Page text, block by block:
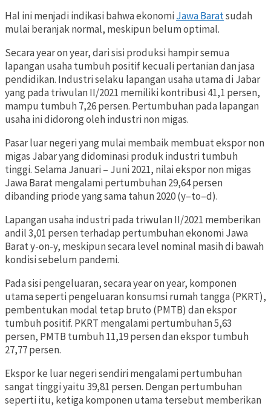
Hal ini menjadi indikasi bahwa ekonomiJawa Baratsudah
mulai beranjak normal, meskipun belum optimal.
Secara year on year, dari sisi produksi hampir semua
lapangan usaha tumbuh positif kecuali pertanian dan jasa
pendidikan. Industri selaku lapangan usaha utama di Jabar
yang pada triwulan II/2021 memiliki kontribusi 41,1 persen,
mampu tumbuh 7,26 persen. Pertumbuhan pada lapangan
usaha ini didorong oleh industri non migas.
Pasar luar negeri yang mulai membaik membuat ekspor non
migas Jabar yang didominasi produk industri tumbuh
tinggi. Selama Januari – Juni 2021, nilai ekspor non migas
Jawa Barat mengalami pertumbuhan 29,64 persen
dibanding priode yang sama tahun 2020 (y–to–d).
Lapangan usaha industri pada triwulan II/2021 memberikan
andil 3,01 persen terhadap pertumbuhan ekonomi Jawa
Barat y-on-y, meskipun secara level nominal masih di bawah
kondisi sebelum pandemi.
Pada sisi pengeluaran, secara year on year, komponen
utama seperti pengeluaran konsumsi rumah tangga (PKRT),
pembentukan modal tetap bruto (PMTB) dan ekspor
tumbuh positif. PKRT mengalami pertumbuhan 5,63
persen, PMTB tumbuh 11,19 persen dan ekspor tumbuh
27,77 persen.
Ekspor ke luar negeri sendiri mengalami pertumbuhan
sangat tinggi yaitu 39,81 persen. Dengan pertumbuhan
seperti itu, ketiga komponen utama tersebut memberikan